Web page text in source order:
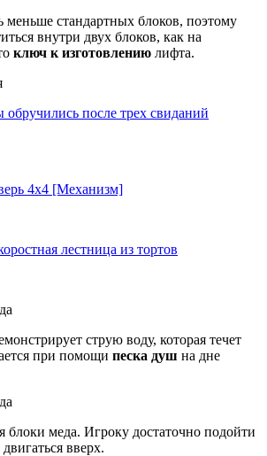
стандартных блоков, поэтому
внутри двух блоков, как на
ключ к изготовлению лифта.
после трех свиданий
4х4 [Механизм]
лестница из тортов
струю воду, которая течет
при помощи песка душ на дне
блоки меда. Игроку достаточно подойти
вверх.